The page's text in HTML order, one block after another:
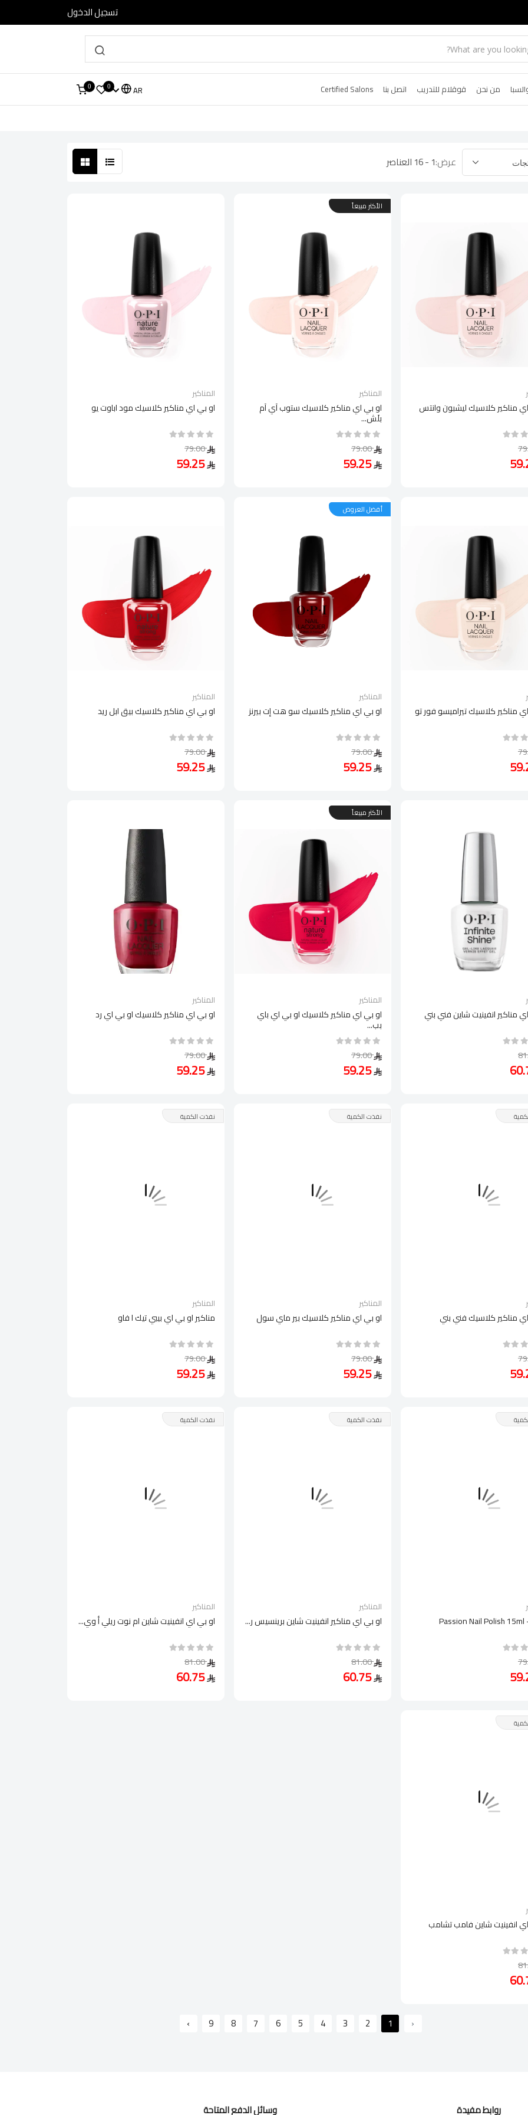
تسجيل الدخول
من نحن قوقلام للتدريب اتصل بنا Certified Salons
AR
0
0
عرض:1 - 16 العناصر
مناكير كلاسيك ليشبون وانتس
الأكثر مبيعاً
المناكير
او بي اي مناكير كلاسيك ستوب آي آم
بلَش...
79.00
59.25
المناكير
او بي اي مناكير كلاسيك مود اباوت يو
79.00
59.25
مناكير كلاسيك تيراميسو فور تو
أفضل العروض
المناكير
او بي اي مناكير كلاسيك سو هت إت بيرنز
79.00
59.25
المناكير
او بي اي مناكير كلاسيك بيق ابل ريد
79.00
59.25
مناكير انفينيت شاين فني بني
الأكثر مبيعاً
المناكير
او بي اي مناكير كلاسيك او بي اي باي
بب...
79.00
59.25
المناكير
او بي اي مناكير كلاسيك او بي اي رد
79.00
59.25
مناكير كلاسيك فني بني
نفذت الكمية
المناكير
او بي اي مناكير كلاسيك بير ماي سول
79.00
59.25
نفذت الكمية
المناكير
مناكير او بي اي بيبي تيك ا فاو
79.00
59.25
Passion Nail Polish 15ml
نفذت الكمية
المناكير
او بي اي مناكير انفينيت شاين برينسيس ر...
81.00
60.75
نفذت الكمية
المناكير
او بي اي انفينيت شاين ام نوت ريلي أ وي...
81.00
60.75
انفينيت شاين فامب تشامب
‹
1
2
3
4
5
6
7
8
9
›
روابط مفيدة وسائل الدفع المتاحة